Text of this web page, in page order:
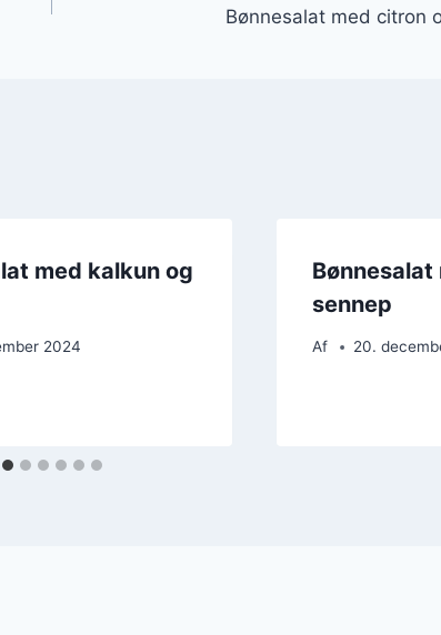
Bønnesalat med citron
med kalkun og
2024
Bønnesalat
sennep
Af 20.